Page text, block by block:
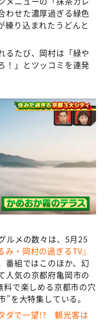
わせた濃厚過ぎる緑色
練り込まれたうどんと
るたび、岡村は「緑や
！」とツッコミを連発
ルメの数々は、5月25
み・岡村の過ぎるTV』
番組ではこのほか、幻
人気の京都府亀岡市の
で楽しめる京都市の穴
を大特集している。
ダで一望!? 観光客は